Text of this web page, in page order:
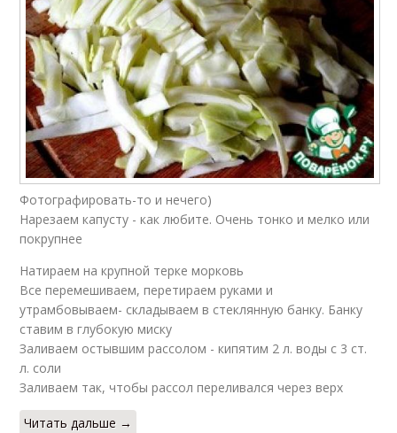
Фотографировать-то и нечего)
Нарезаем капусту - как любите. Очень тонко и мелко или
покрупнее
Натираем на крупной терке морковь
Все перемешиваем, перетираем руками и
утрамбовываем- складываем в стеклянную банку. Банку
ставим в глубокую миску
Заливаем остывшим рассолом - кипятим 2 л. воды с 3 ст.
л. соли
Заливаем так, чтобы рассол переливался через верх
Читать дальше →